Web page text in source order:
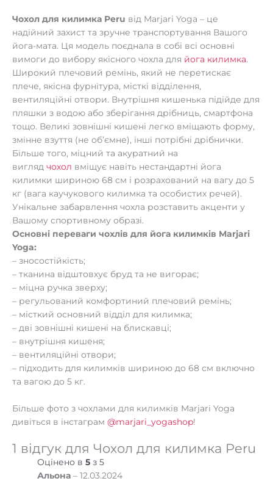
Чохол для килимка Peru від Marjari Yoga – це
надійний захист та зручне транспортування Вашого
йога-мата. Ця модель поєднала в собі всі основні
вимоги до вибору якісного чохла для йога килимка.
Широкий плечовий ремінь, який не перетискає
плече, якісна фурнітура, місткі відділення,
вентиляційні отвори. Внутрішня кишенька підійде для
пляшки з водою або зберігання дрібниць, смартфона
тощо. Великі зовнішні кишені легко вміщають форму,
змінне взуття (не об’ємне), інші потрібні дрібнички.
Більше того, міцний та акуратний на
вигляд чохол вміщує навіть нестандартні йога
килимки шириною 68 см і розрахований на вагу до 5
кг (вага каучукового килимка та особистих речей).
Унікальне забарвлення чохла розставить акценти у
Вашому спортивному образі.
Основні переваги чохлів для йога килимків Marjari
Yoga:
– зносостійкість;
– тканина відштовхує бруд та не вигорає;
– міцна ручка зверху;
– регульований комфортиний плечовий ремінь;
– місткий основний відділ для килимка;
– дві зовнішні кишені на блискавці;
– внутрішня кишеня;
– вентиляційні отвори;
– підходить для килимків шириною до 68 см включно
та вагою до 5 кг.
Більше фото з чохлами для килимків Marjari Yoga
дивіться в інстаграм @marjari_yogashop!
1 відгук для Чохол для килимка Peru
Оцінено в5 з 5
Альона– 12.03.2024